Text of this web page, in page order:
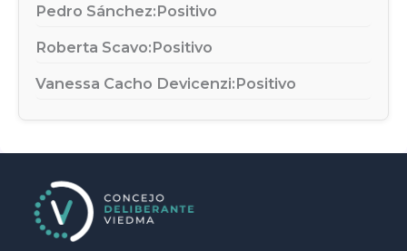
Pedro Sánchez:Positivo
Roberta Scavo:Positivo
Vanessa Cacho Devicenzi:Positivo